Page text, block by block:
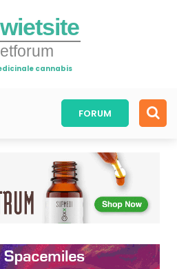
cannabis
FORUM